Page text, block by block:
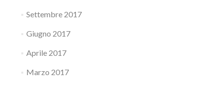
Settembre 2017
Giugno 2017
Aprile 2017
Marzo 2017